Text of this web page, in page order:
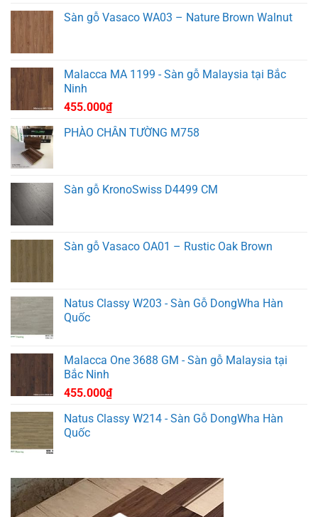
Sàn gỗ Vasaco WA03 – Nature Brown Walnut
Malacca MA 1199 - Sàn gỗ Malaysia tại Bắc
Ninh
455.000₫
PHÀO CHÂN TƯỜNG M758
Sàn gỗ KronoSwiss D4499 CM
Sàn gỗ Vasaco OA01 – Rustic Oak Brown
Natus Classy W203 - Sàn Gỗ DongWha Hàn
Quốc
Malacca One 3688 GM - Sàn gỗ Malaysia tại
Bắc Ninh
455.000₫
Natus Classy W214 - Sàn Gỗ DongWha Hàn
Quốc